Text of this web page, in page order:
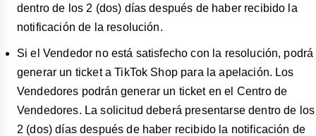
dentro de los 2 (dos) días después de haber recibido la
notificación de la resolución.
Si el Vendedor no está satisfecho con la resolución, podrá
generar un ticket a TikTok Shop para la apelación. Los
Vendedores podrán generar un ticket en el Centro de
Vendedores. La solicitud deberá presentarse dentro de los
2 (dos) días después de haber recibido la notificación de